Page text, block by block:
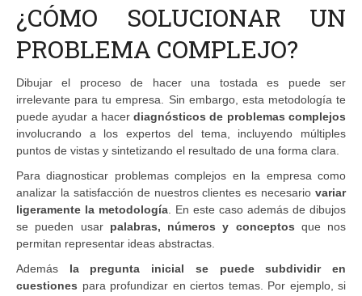
¿CÓMO SOLUCIONAR UN
PROBLEMA COMPLEJO?
Dibujar el proceso de hacer una tostada es puede ser
irrelevante para tu empresa. Sin embargo, esta metodología te
puede ayudar a hacerdiagnósticos de problemas complejos
involucrando a los expertos del tema, incluyendo múltiples
puntos de vistas y sintetizando el resultado de una forma clara.
Para diagnosticar problemas complejos en la empresa como
analizar la satisfacción de nuestros clientes es necesario variar
ligeramente la metodología . En este caso además de dibujos
se pueden usar palabras, números y conceptos que nos
permitan representar ideas abstractas.
Además la pregunta inicial se puede subdividir en
cuestiones para profundizar en ciertos temas. Por ejemplo, si